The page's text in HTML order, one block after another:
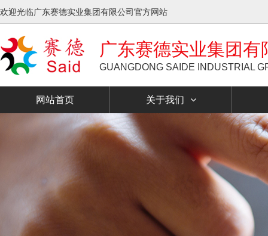
欢迎光临广东赛德实业集团有限公司官方网站
广东赛德实业集团有
GUANGDONG SAIDE INDUSTRIAL
网站首页 关于我们